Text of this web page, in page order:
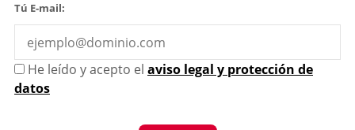
Tú E-mail:
He leído y acepto el aviso legal y protección de
datos